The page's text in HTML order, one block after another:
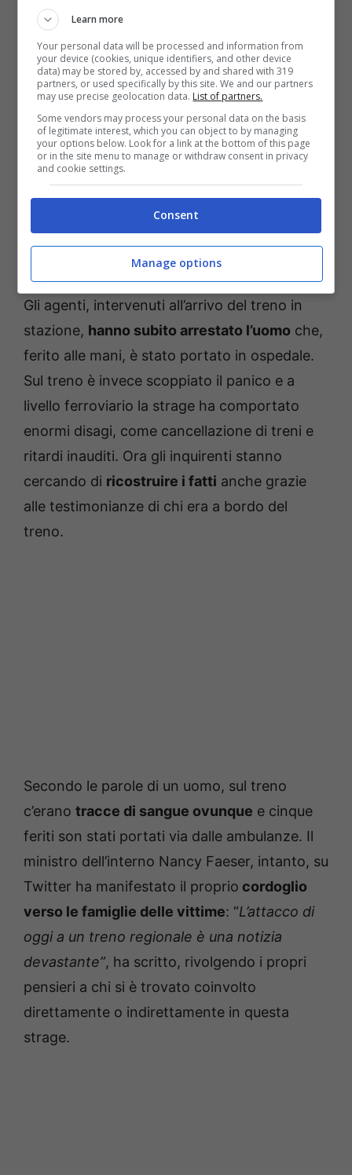
Holstein.
Strage in treno: è armato di coltello (solonotizie24.it)
Gli agenti, intervenuti all’arrivo del treno in
stazione, hanno subito arrestato l’uomo che,
ferito alle mani, è stato portato in ospedale.
Sul treno è invece scoppiato il panico e a
livello ferroviario la strage ha comportato
enormi disagi, come cancellazione di treni e
ritardi inauditi. Ora gli inquirenti stanno
cercando di ricostruire i fatti anche grazie
alle testimonianze di chi era a bordo del
treno.
Secondo le parole di un uomo, sul treno
c’erano tracce di sangue ovunque e cinque
feriti son stati portati via dalle ambulanze. Il
ministro dell’interno Nancy Faeser, intanto, su
Twitter ha manifestato il proprio cordoglio
verso le famiglie delle vittime: “L’attacco di
oggi a un treno regionale è una notizia
devastante”, ha scritto, rivolgendo i propri
pensieri a chi si è trovato coinvolto
direttamente o indirettamente in questa
strage.
Learn more
Your personal data will be processed and information from
your device (cookies, unique identifiers, and other device
data) may be stored by, accessed by and shared with 319
partners, or used specifically by this site. We and our partners
may use precise geolocation data. List of partners.
Some vendors may process your personal data on the basis
of legitimate interest, which you can object to by managing
your options below. Look for a link at the bottom of this page
or in the site menu to manage or withdraw consent in privacy
and cookie settings.
Consent
Manage options